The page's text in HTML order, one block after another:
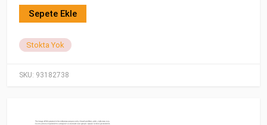
SKU: 93182738
Sepete Ekle
Stokta Yok